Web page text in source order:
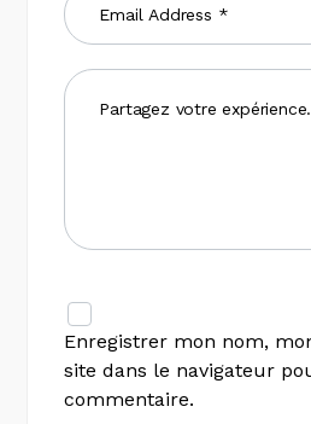
Enregistrer mon nom,
site dans le navigateur
commentaire.